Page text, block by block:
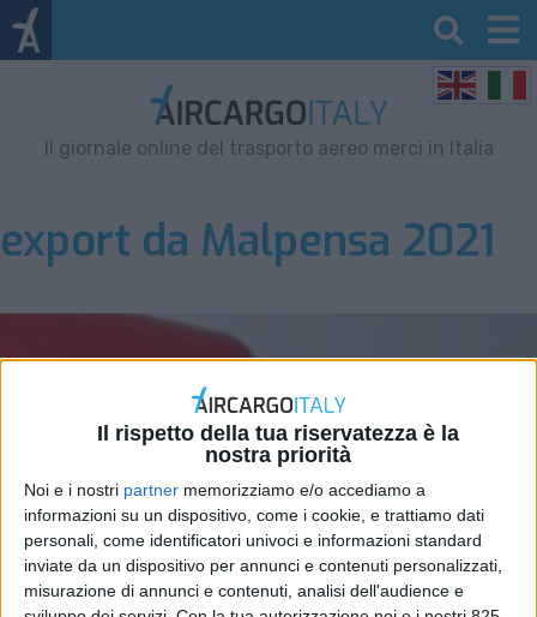
Il rispetto della tua riservatezza è la
nostra priorità
Noi e i nostri partner memorizziamo e/o accediamo a
informazioni su un dispositivo, come i cookie, e trattiamo dati
personali, come identificatori univoci e informazioni standard
inviate da un dispositivo per annunci e contenuti personalizzati,
misurazione di annunci e contenuti, analisi dell'audience e
Il giornale online del trasporto aereo merci in Italia
export da Malpensa 2021